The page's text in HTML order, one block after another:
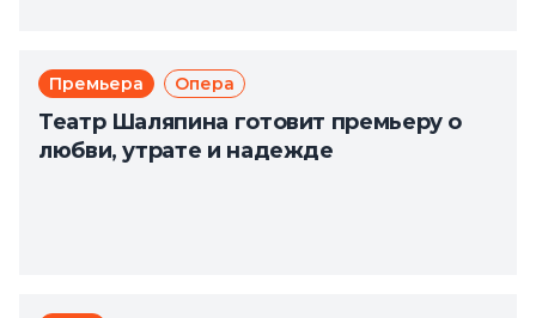
Премьера Опера
Театр Шаляпина готовит премьеру о
любви, утрате и надежде